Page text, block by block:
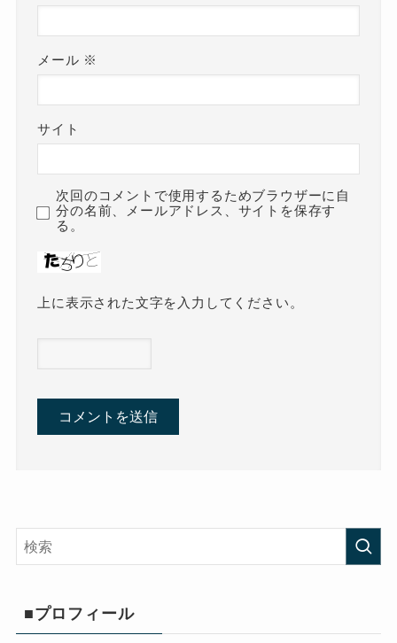
メール ※
サイト
次回のコメントで使用するためブラウザーに自
分の名前、メールアドレス、サイトを保存す
る。
上に表示された文字を入力してください。
■プロフィール